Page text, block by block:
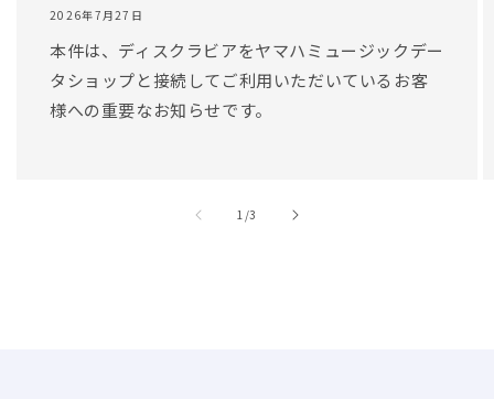
2026年7月27日
本件は、ディスクラビアをヤマハミュージックデー
タショップと接続してご利用いただいているお客
様への重要なお知らせです。
1 //3